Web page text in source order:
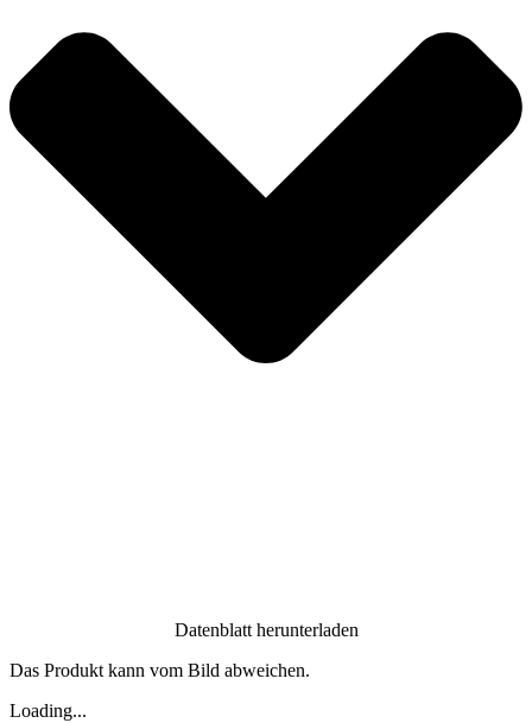
Datenblatt herunterladen
Das Produkt kann vom Bild abweichen.
Loading...